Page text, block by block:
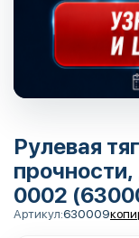
Рулевая
0002
Артикул:630009